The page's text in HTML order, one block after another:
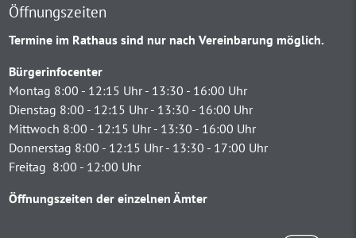
Öffnungszeiten
Termine im Rathaus sind nur nach Vereinbarung möglich.
Bürgerinfocenter
Montag 8:00 - 12:15 Uhr - 13:30 - 16:00 Uhr
Dienstag 8:00 - 12:15 Uhr - 13:30 - 16:00 Uhr
Mittwoch 8:00 - 12:15 Uhr - 13:30 - 16:00 Uhr
Donnerstag 8:00 - 12:15 Uhr - 13:30 - 17:00 Uhr
Freitag 8:00 - 12:00 Uhr
Öffnungszeiten der einzelnen Ämter